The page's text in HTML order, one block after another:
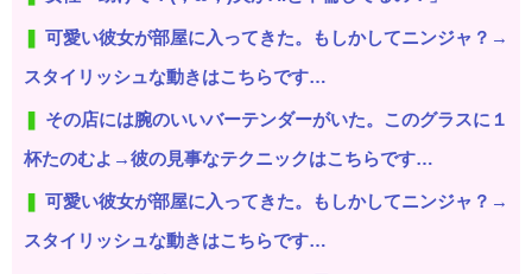
可愛い彼女が部屋に入ってきた。もしかしてニンジャ？→
スタイリッシュな動きはこちらです…
その店には腕のいいバーテンダーがいた。このグラスに１
杯たのむよ→彼の見事なテクニックはこちらです…
可愛い彼女が部屋に入ってきた。もしかしてニンジャ？→
スタイリッシュな動きはこちらです…